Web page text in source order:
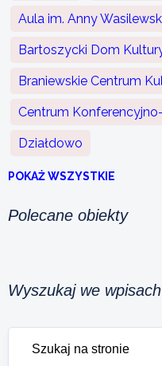
Aula im. Anny
Bartoszycki Dom
Braniewskie Centrum
Centrum
Działdowo
POKAŻ WSZYSTKIE
Polecane obiekty
Wyszukaj we wpisach